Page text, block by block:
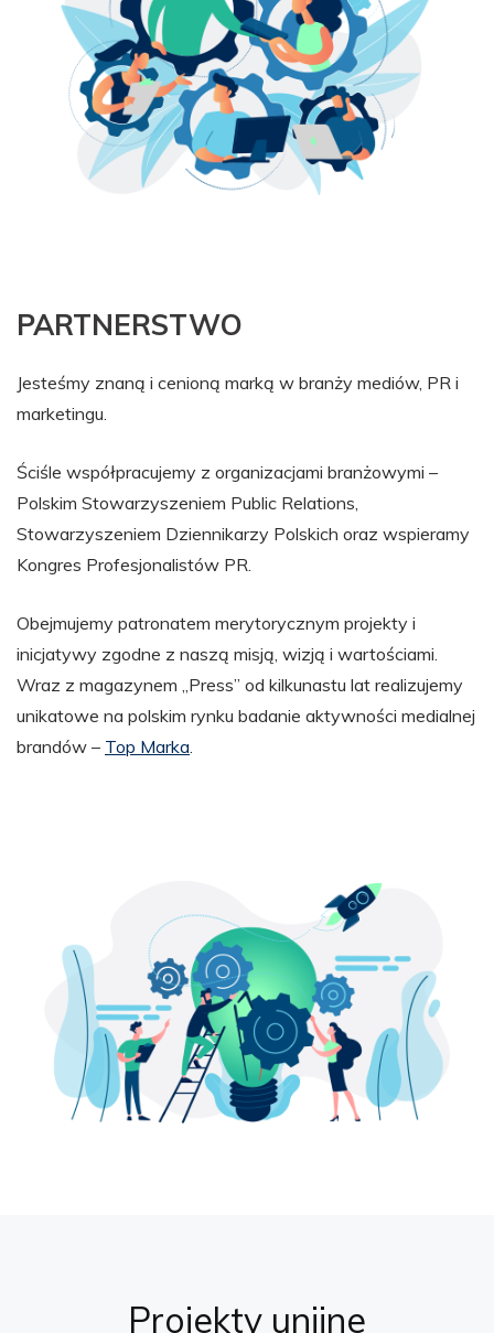
PARTNERSTWO
Jesteśmy znaną i cenioną marką w branży mediów, PR i
marketingu.
Ściśle współpracujemy z organizacjami branżowymi –
Polskim Stowarzyszeniem Public Relations,
Stowarzyszeniem Dziennikarzy Polskich oraz wspieramy
Kongres Profesjonalistów PR.
Obejmujemy patronatem merytorycznym projekty i
inicjatywy zgodne z naszą misją, wizją i wartościami.
Wraz z magazynem „Press” od kilkunastu lat realizujemy
unikatowe na polskim rynku badanie aktywności medialnej
brandów – Top Marka
Projekty unijne